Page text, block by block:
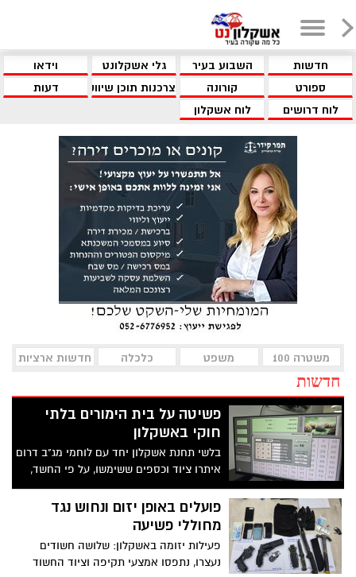
חדשות השבוע בעיר גלי אשקלונט
וידאו
ספורט
קורונה צרכנות תוכן שיווקי
דעות
לוח דרושים
לוח אשקלון
משטרה 100 משפט כלכלה חדשות ארציות
חדשות
פשיטה על בית הימורים בלתי
חוקי באשקלון
בלשי תחנת אשקלון יחד עם לוחמי מג"ב דרום
איתרו ציוד וכספים ששימשו, על פי החשד,
לניהול הימורים ועיכבו מספר מעורבים
לחקירה
פועלים באופן יזום ונחוש נגד
מחוללי פשיעה
פעילות יזומה באשקלון: שלושה חשודים
נעצרו, נתפסו אמצעי תקיפה וציוד החשוד